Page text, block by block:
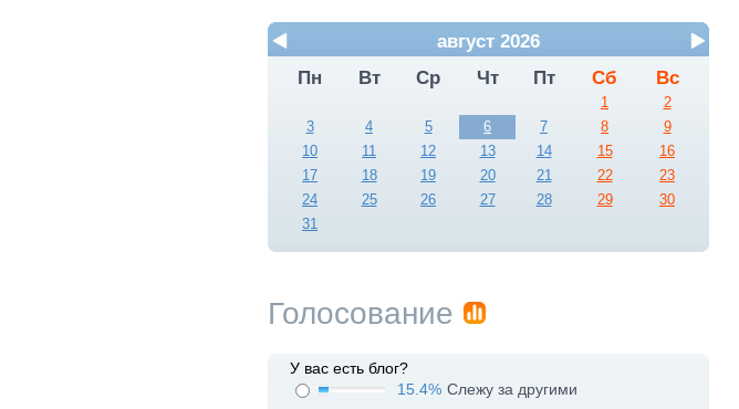
август 2026
Пн
Вт Ср Чт Пт Сб Вс
1
2
3
4 5 6 7 8
9
10
11 12 13 14 15
16
17
18 19 20 21 22
23
24
25 26 27 28 29
30
31
Голосование
У вас есть блог?
15.4% Слежу за другими